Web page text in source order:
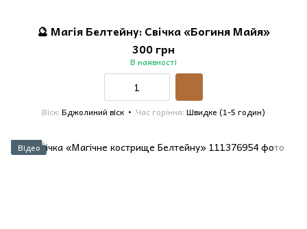
🔮 Магія Белтейну: Свічка «Богиня Майя»
300 грн
В наявності
Віск Бджолиний віск Час горіння Швидке (1-5 годин)
Відео